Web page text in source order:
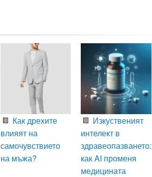
Как дрехите
влияят на
самочувствието
на мъжа?
Изкуственият
интелект в
здравеопазването:
как AI променя
медицината